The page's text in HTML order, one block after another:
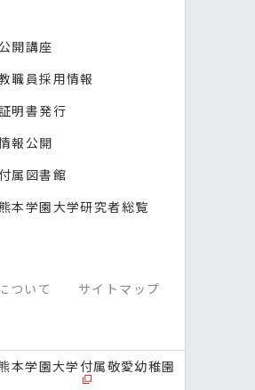
開講座
職員採用情報
明書発行
報公開
属図書館
本学園大学研究者総覧
ついて サイトマップ
本学園大学付属敬愛幼稚園